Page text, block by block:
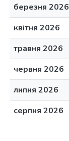
березня 2026
квітня 2026
травня 2026
червня 2026
липня 2026
серпня 2026